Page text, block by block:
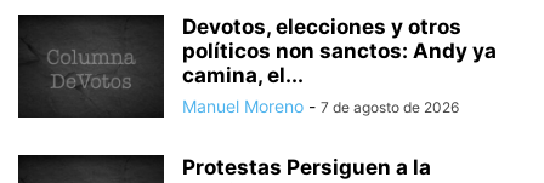
Devotos, elecciones y otros
políticos non sanctos: Andy ya
camina, el...
Manuel Moreno - 7 de agosto de 2026
Protestas Persiguen a la